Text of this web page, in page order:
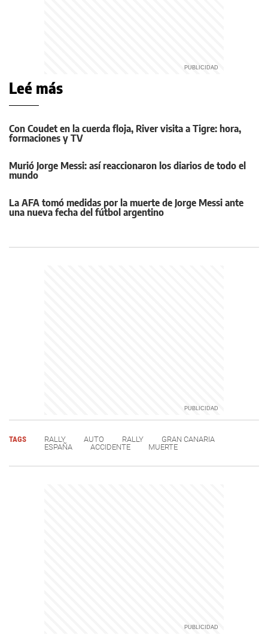
Leé más
Con Coudet en la cuerda floja, River visita a Tigre: hora,
formaciones y TV
Murió Jorge Messi: así reaccionaron los diarios de todo el
mundo
La AFA tomó medidas por la muerte de Jorge Messi ante
una nueva fecha del fútbol argentino
TAGS RALLY AUTO RALLY
GRAN CANARIA
ESPAÑA
ACCIDENTE MUERTE